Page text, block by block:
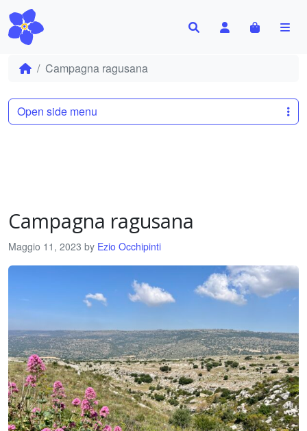
Search AccountCart
Campagna ragusana
Campagna ragusana
Maggio 11, 2023 by Ezio Occhipinti
Open side menu